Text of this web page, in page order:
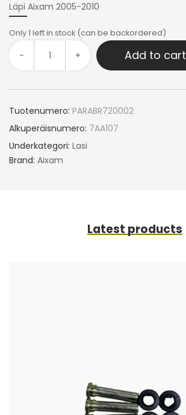
Läpi Aixam 2005-2010
Only 1 left in stock (can be backordered)
- + Add to cart
Tuotenumero: PARABR720002
Alkuperäisnumero: 7AA107
Underkategori: Lasi
Brand: Aixam
Latest products